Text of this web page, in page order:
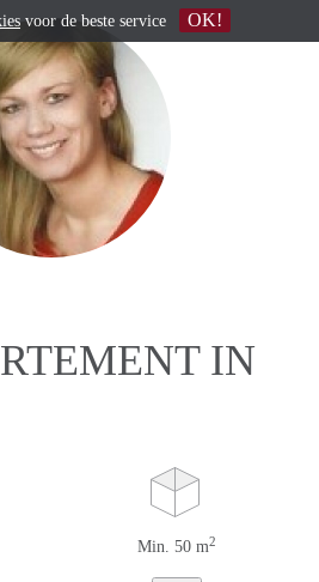
IN
Min. 50 m2
voor de beste service OK!